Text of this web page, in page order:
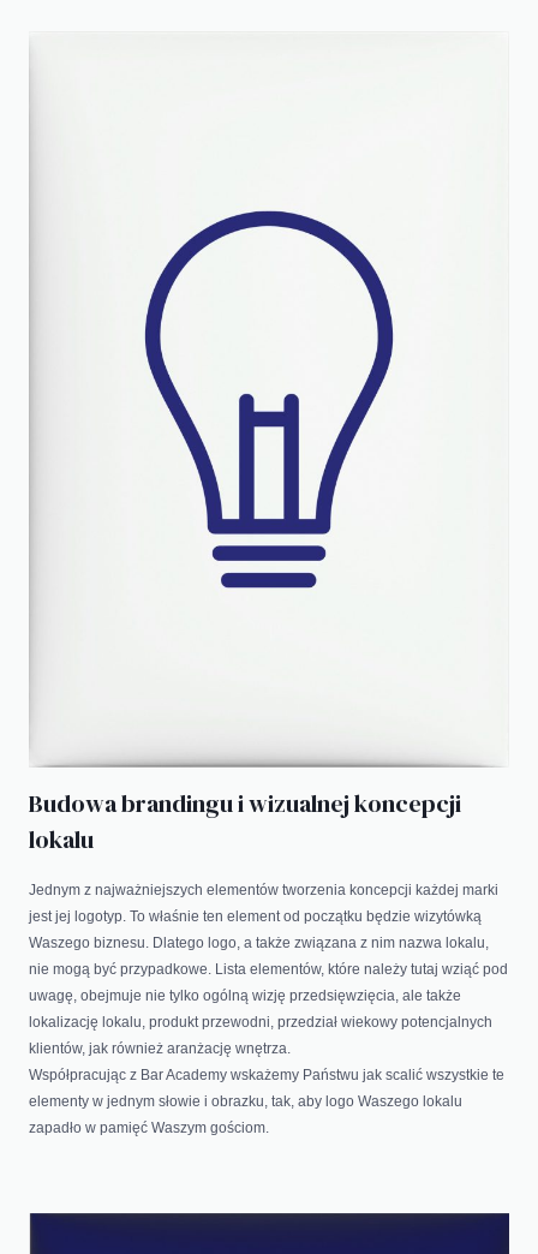
Budowa brandingu i wizualnej koncepcji
lokalu
Jednym z najważniejszych elementów tworzenia koncepcji każdej marki
jest jej logotyp. To właśnie ten element od początku będzie wizytówką
Waszego biznesu. Dlatego logo, a także związana z nim nazwa lokalu,
nie mogą być przypadkowe. Lista elementów, które należy tutaj wziąć pod
uwagę, obejmuje nie tylko ogólną wizję przedsięwzięcia, ale także
lokalizację lokalu, produkt przewodni, przedział wiekowy potencjalnych
klientów, jak również aranżację wnętrza.
Współpracując z Bar Academy wskażemy Państwu jak scalić wszystkie te
elementy w jednym słowie i obrazku, tak, aby logo Waszego lokalu
zapadło w pamięć Waszym gościom.